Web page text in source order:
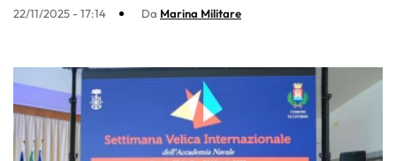
22/11/2025 - 17:14 Da Marina Militare